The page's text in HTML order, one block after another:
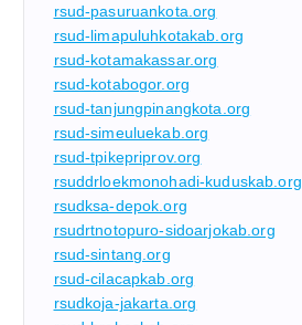
rsud-pasuruankota.org
rsud-limapuluhkotakab.org
rsud-kotamakassar.org
rsud-kotabogor.org
rsud-tanjungpinangkota.org
rsud-simeuluekab.org
rsud-tpikepriprov.org
rsuddrloekmonohadi-kuduskab.org
rsudksa-depok.org
rsudrtnotopuro-sidoarjokab.org
rsud-sintang.org
rsud-cilacapkab.org
rsudkoja-jakarta.org